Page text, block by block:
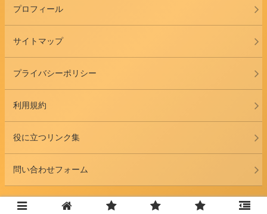
プロフィール
サイトマップ
プライバシーポリシー
利用規約
役に立つリンク集
問い合わせフォーム